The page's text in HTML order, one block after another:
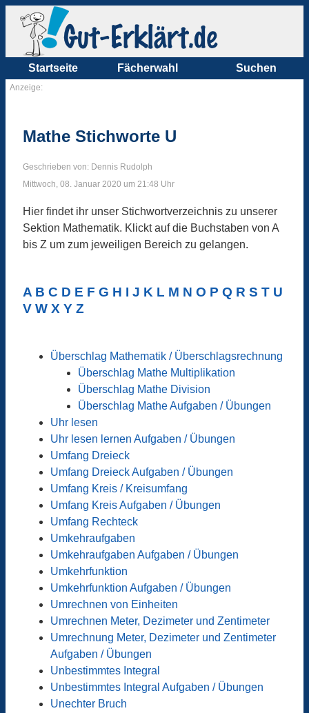
Startseite Fächerwahl Suchen
Anzeige:
Mathe Stichworte U
Geschrieben von: Dennis Rudolph
Mittwoch, 08. Januar 2020 um 21:48 Uhr
Hier findet ihr unser Stichwortverzeichnis zu unserer
Sektion Mathematik. Klickt auf die Buchstaben von A
bis Z um zum jeweiligen Bereich zu gelangen.
A B C D E F G H I J K L M N O P Q R S T U
V W X Y Z
Überschlag Mathematik / Überschlagsrechnung
Überschlag Mathe Multiplikation
Überschlag Mathe Division
Überschlag Mathe Aufgaben / Übungen
Uhr lesen
Uhr lesen lernen Aufgaben / Übungen
Umfang Dreieck
Umfang Dreieck Aufgaben / Übungen
Umfang Kreis / Kreisumfang
Umfang Kreis Aufgaben / Übungen
Umfang Rechteck
Umkehraufgaben
Umkehraufgaben Aufgaben / Übungen
Umkehrfunktion
Umkehrfunktion Aufgaben / Übungen
Umrechnen von Einheiten
Umrechnen Meter, Dezimeter und Zentimeter
Umrechnung Meter, Dezimeter und Zentimeter
Aufgaben / Übungen
Unbestimmtes Integral
Unbestimmtes Integral Aufgaben / Übungen
Unechter Bruch